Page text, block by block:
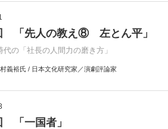
「先人の教え⑧ 左とん平」
代の「社長の人間力の磨き方」
義裕氏 / 日本文化研究家／演劇評論家
「一国者」